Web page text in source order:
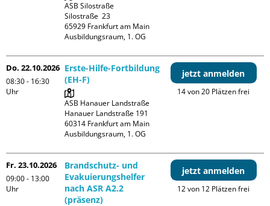
ASB Silostraße
Silostraße  23
65929 Frankfurt am Main
Ausbildungsraum, 1. OG
Do. 22.10.2026
08:30 - 16:30
Uhr
Erste-Hilfe-Fortbildung
(EH-F)
ASB Hanauer Landstraße
Hanauer Landstraße 191
60314 Frankfurt am Main
Ausbildungsraum, 1. OG
jetzt anmelden
14 von 20 Plätzen frei
Fr. 23.10.2026
09:00 - 13:00
Uhr
Brandschutz- und
Evakuierungshelfer
nach ASR A2.2
(präsenz)
jetzt anmelden
12 von 12 Plätzen frei